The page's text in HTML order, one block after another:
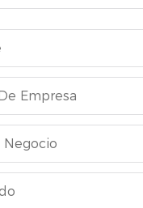
Empresa
Negocio